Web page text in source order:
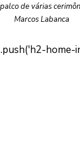
de várias
Marcos Labanca